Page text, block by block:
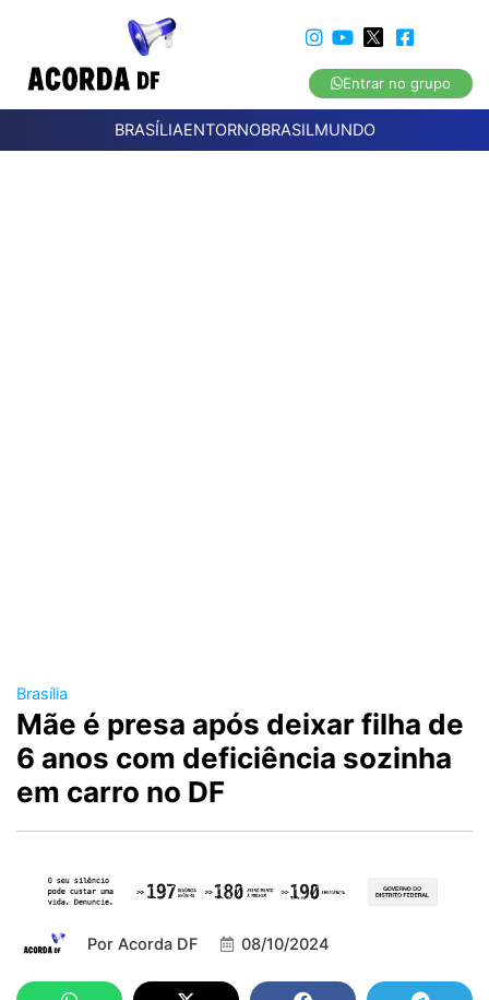
Entrar no grupo
BRASÍLIAENTORNOBRASILMUNDO
Brasília
Mãe é presa após deixar filha de
6 anos com deficiência sozinha
em carro no DF
Por Acorda DF 08/10/2024